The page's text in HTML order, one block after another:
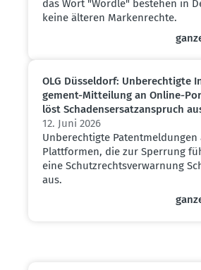
das Wort "Wordle" bestehen in
keine älteren Markenrechte.
OLG Düsseldorf: Unberech­tigte
gement-Mitteilung an Online-
löst Schadens­er­satz­an­spruch
12. Juni 2026
Unberechtigte Patentmeldungen
Plattformen, die zur Sperrung
eine Schutzrechtsverwarnung
aus.